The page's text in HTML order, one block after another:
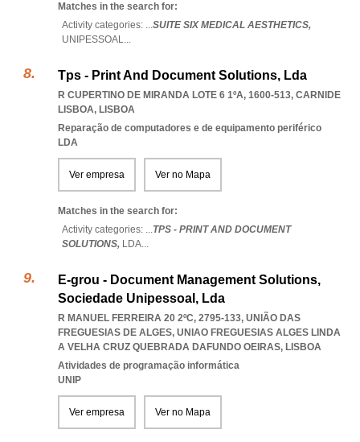
Matches in the search for:
Activity categories: ...SUITE SIX MEDICAL AESTHETICS,
UNIPESSOAL...
Tps - Print And Document Solutions, Lda
R CUPERTINO DE MIRANDA LOTE 6 1ºA, 1600-513, CARNIDE
LISBOA, LISBOA
Reparação de computadores e de equipamento periférico
LDA
Ver empresa Ver no Mapa
Matches in the search for:
Activity categories: ...TPS - PRINT AND DOCUMENT
SOLUTIONS, LDA...
E-grou - Document Management Solutions,
Sociedade Unipessoal, Lda
R MANUEL FERREIRA 20 2ºC, 2795-133, UNIÃO DAS
FREGUESIAS DE ALGES, UNIAO FREGUESIAS ALGES LINDA
A VELHA CRUZ QUEBRADA DAFUNDO OEIRAS, LISBOA
Atividades de programação informática
UNIP
Ver empresa Ver no Mapa